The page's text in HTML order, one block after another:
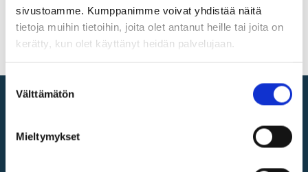
sivustoamme. Kumppanimme voivat yhdistää näitä
tietoja muihin tietoihin, joita olet antanut heille tai joita on
kerätty, kun olet käyttänyt heidän palvelujaan.
valinta
Välttämätön
Mieltymykset
Newsletter only in Finnish